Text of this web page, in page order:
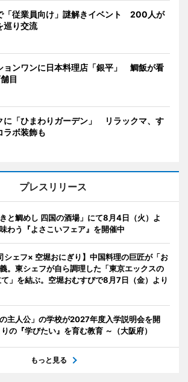
「従業員向け」謎解きイベント 200人が
巡り交流
ョンワンに日本料理店「銀平」 鯛飯が看
目
に「ひまわりガーデン」 リラックマ、す
ラボ装飾も
プレスリリース
きと鯛めし 四国の酒場」にて8月4日（火）よ
わう『よさこいフェア』を開催中
シェフ× 空堀おにぎり】中国料理の巨匠が「お
。東シェフが自ら調理した「東京エックスの
」を結ぶ。空堀おむすびで8月7日（金）より
の主人公」の学校が2027年度入学説明会を開
の『学びたい』を育む教育 ～（大阪府）
もっと見る